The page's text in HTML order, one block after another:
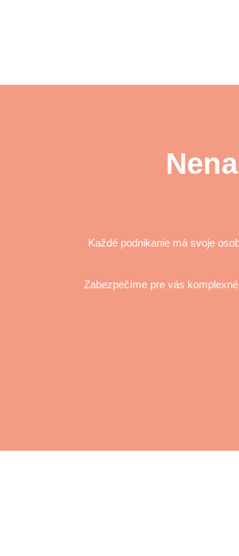
Každé podnikanie má svoje
Zabezpečíme pre vás